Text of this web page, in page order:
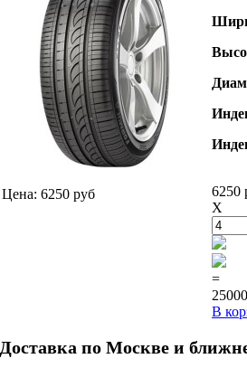
Цена: 6250 руб
6250
X
=
В
Доставка по Москве и